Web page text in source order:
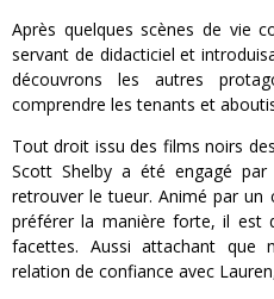
Après quelques scènes de vie
servant de didacticiel et
découvrons les autres
comprendre les tenants et
Tout droit issu des films noirs
Scott Shelby a été engagé
retrouver le tueur. Animé par
préférer la manière forte, il est
facettes. Aussi attachant que
relation de confiance avec